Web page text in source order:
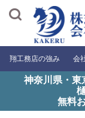
翔工務店の強み 会
神奈川県・東
無料